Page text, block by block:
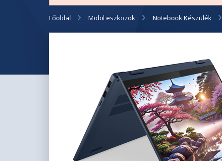
Főoldal Mobil eszközök Notebook Készülék